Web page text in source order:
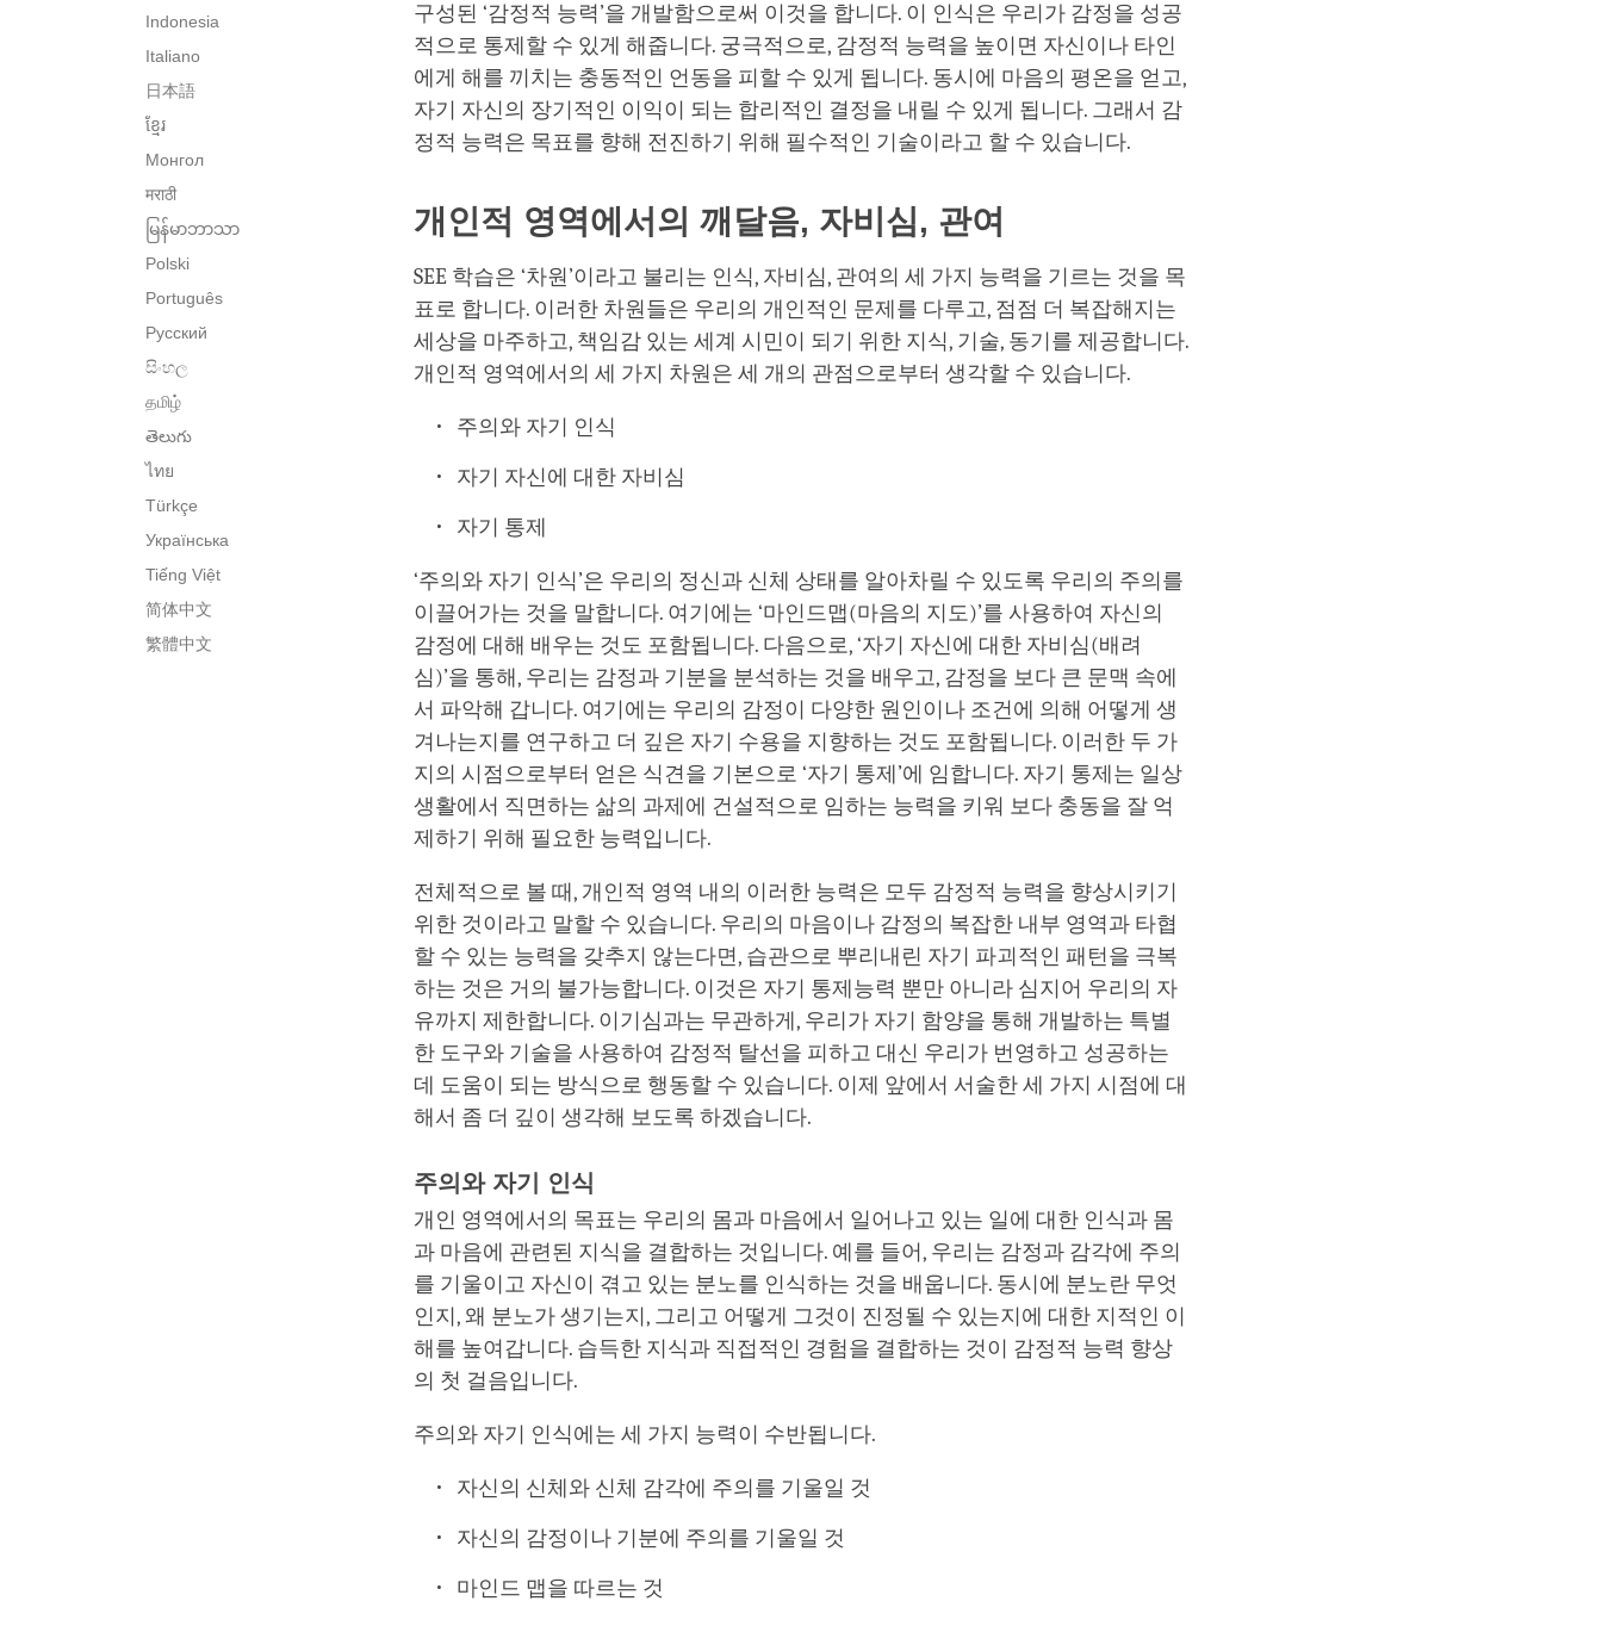
Indonesia
Italiano
日本語
ខ្មែរ
Монгол
मराठी
မြန်မာဘာသာ
Polski
Português
Русский
සිංහල
தமிழ்
తెలుగు
ไทย
Türkçe
Українська
Tiếng Việt
简体中文
繁體中文
구성된 ‘감정적 능력’을 개발함으로써 이것을 합니다. 이 인식은 우리가 감정을 성공
적으로 통제할 수 있게 해줍니다. 궁극적으로, 감정적 능력을 높이면 자신이나 타인
에게 해를 끼치는 충동적인 언동을 피할 수 있게 됩니다. 동시에 마음의 평온을 얻고,
자기 자신의 장기적인 이익이 되는 합리적인 결정을 내릴 수 있게 됩니다. 그래서 감
정적 능력은 목표를 향해 전진하기 위해 필수적인 기술이라고 할 수 있습니다.
개인적 영역에서의 깨달음, 자비심, 관여
SEE 학습은 ‘차원’이라고 불리는 인식, 자비심, 관여의 세 가지 능력을 기르는 것을 목
표로 합니다. 이러한 차원들은 우리의 개인적인 문제를 다루고, 점점 더 복잡해지는
세상을 마주하고, 책임감 있는 세계 시민이 되기 위한 지식, 기술, 동기를 제공합니다.
개인적 영역에서의 세 가지 차원은 세 개의 관점으로부터 생각할 수 있습니다.
주의와 자기 인식
자기 자신에 대한 자비심
자기 통제
‘주의와 자기 인식’은 우리의 정신과 신체 상태를 알아차릴 수 있도록 우리의 주의를
이끌어가는 것을 말합니다. 여기에는 ‘마인드맵(마음의 지도)’를 사용하여 자신의
감정에 대해 배우는 것도 포함됩니다. 다음으로, ‘자기 자신에 대한 자비심(배려
심)’을 통해, 우리는 감정과 기분을 분석하는 것을 배우고, 감정을 보다 큰 문맥 속에
서 파악해 갑니다. 여기에는 우리의 감정이 다양한 원인이나 조건에 의해 어떻게 생
겨나는지를 연구하고 더 깊은 자기 수용을 지향하는 것도 포함됩니다. 이러한 두 가
지의 시점으로부터 얻은 식견을 기본으로 ‘자기 통제’에 임합니다. 자기 통제는 일상
생활에서 직면하는 삶의 과제에 건설적으로 임하는 능력을 키워 보다 충동을 잘 억
제하기 위해 필요한 능력입니다.
전체적으로 볼 때, 개인적 영역 내의 이러한 능력은 모두 감정적 능력을 향상시키기
위한 것이라고 말할 수 있습니다. 우리의 마음이나 감정의 복잡한 내부 영역과 타협
할 수 있는 능력을 갖추지 않는다면, 습관으로 뿌리내린 자기 파괴적인 패턴을 극복
하는 것은 거의 불가능합니다. 이것은 자기 통제능력 뿐만 아니라 심지어 우리의 자
유까지 제한합니다. 이기심과는 무관하게, 우리가 자기 함양을 통해 개발하는 특별
한 도구와 기술을 사용하여 감정적 탈선을 피하고 대신 우리가 번영하고 성공하는
데 도움이 되는 방식으로 행동할 수 있습니다. 이제 앞에서 서술한 세 가지 시점에 대
해서 좀 더 깊이 생각해 보도록 하겠습니다.
주의와 자기 인식
개인 영역에서의 목표는 우리의 몸과 마음에서 일어나고 있는 일에 대한 인식과 몸
과 마음에 관련된 지식을 결합하는 것입니다. 예를 들어, 우리는 감정과 감각에 주의
를 기울이고 자신이 겪고 있는 분노를 인식하는 것을 배웁니다. 동시에 분노란 무엇
인지, 왜 분노가 생기는지, 그리고 어떻게 그것이 진정될 수 있는지에 대한 지적인 이
해를 높여갑니다. 습득한 지식과 직접적인 경험을 결합하는 것이 감정적 능력 향상
의 첫 걸음입니다.
주의와 자기 인식에는 세 가지 능력이 수반됩니다.
자신의 신체와 신체 감각에 주의를 기울일 것
자신의 감정이나 기분에 주의를 기울일 것
마인드 맵을 따르는 것